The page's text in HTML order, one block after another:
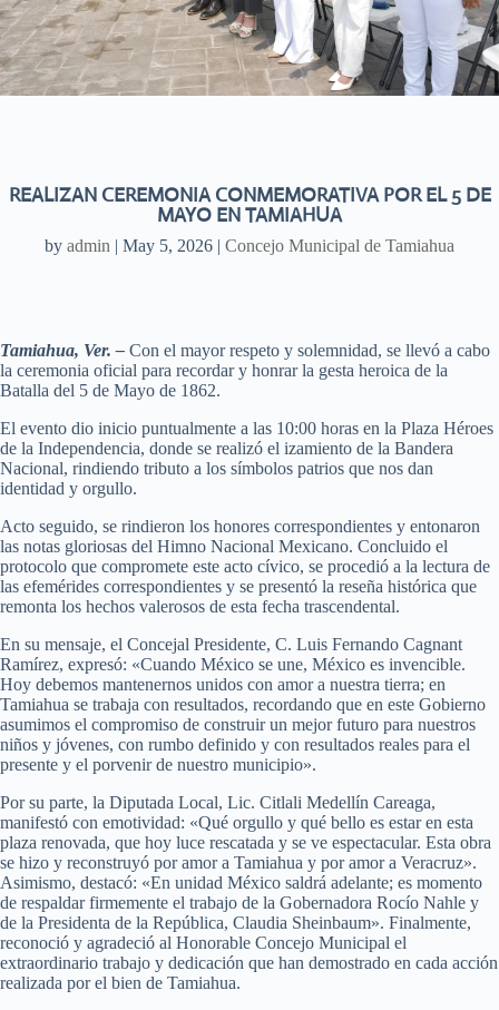
REALIZAN CEREMONIA CONMEMORATIVA POR EL 5 DE
MAYO EN TAMIAHUA
by admin | May 5, 2026 | Concejo Municipal de Tamiahua
Tamiahua, Ver. – Con el mayor respeto y solemnidad, se llevó a cabo
la ceremonia oficial para recordar y honrar la gesta heroica de la
Batalla del 5 de Mayo de 1862.
El evento dio inicio puntualmente a las 10:00 horas en la Plaza Héroes
de la Independencia, donde se realizó el izamiento de la Bandera
Nacional, rindiendo tributo a los símbolos patrios que nos dan
identidad y orgullo.
Acto seguido, se rindieron los honores correspondientes y entonaron
las notas gloriosas del Himno Nacional Mexicano. Concluido el
protocolo que compromete este acto cívico, se procedió a la lectura de
las efemérides correspondientes y se presentó la reseña histórica que
remonta los hechos valerosos de esta fecha trascendental.
En su mensaje, el Concejal Presidente, C. Luis Fernando Cagnant
Ramírez, expresó: «Cuando México se une, México es invencible.
Hoy debemos mantenernos unidos con amor a nuestra tierra; en
Tamiahua se trabaja con resultados, recordando que en este Gobierno
asumimos el compromiso de construir un mejor futuro para nuestros
niños y jóvenes, con rumbo definido y con resultados reales para el
presente y el porvenir de nuestro municipio».
Por su parte, la Diputada Local, Lic. Citlali Medellín Careaga,
manifestó con emotividad: «Qué orgullo y qué bello es estar en esta
plaza renovada, que hoy luce rescatada y se ve espectacular. Esta obra
se hizo y reconstruyó por amor a Tamiahua y por amor a Veracruz».
Asimismo, destacó: «En unidad México saldrá adelante; es momento
de respaldar firmemente el trabajo de la Gobernadora Rocío Nahle y
de la Presidenta de la República, Claudia Sheinbaum». Finalmente,
reconoció y agradeció al Honorable Concejo Municipal el
extraordinario trabajo y dedicación que han demostrado en cada acción
realizada por el bien de Tamiahua.